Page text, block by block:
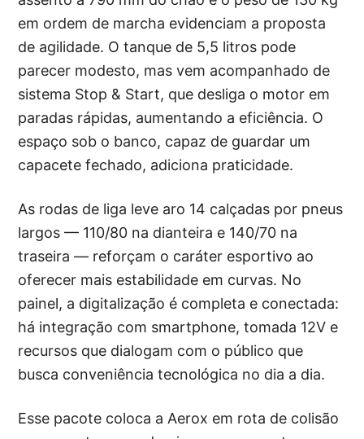
em ordem de marcha evidenciam a proposta
de agilidade. O tanque de 5,5 litros pode
parecer modesto, mas vem acompanhado de
sistema Stop & Start, que desliga o motor em
paradas rápidas, aumentando a eficiência. O
espaço sob o banco, capaz de guardar um
capacete fechado, adiciona praticidade.
As rodas de liga leve aro 14 calçadas por pneus
largos — 110/80 na dianteira e 140/70 na
traseira — reforçam o caráter esportivo ao
oferecer mais estabilidade em curvas. No
painel, a digitalização é completa e conectada:
há integração com smartphone, tomada 12V e
recursos que dialogam com o público que
busca conveniência tecnológica no dia a dia.
Esse pacote coloca a Aerox em rota de colisão